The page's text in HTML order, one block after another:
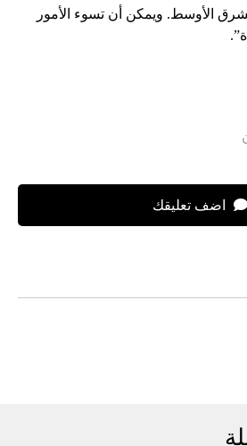
الأوسط. ويمكن أن تسوء الأمور
اضف تعليقك